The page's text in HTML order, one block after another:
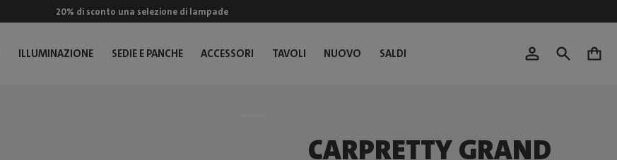
20% di sconto una selezione di lampade
ILLUMINAZIONE SEDIE E PANCHE ACCESSORI TAVOLI NUOVO SALDI 0
CARPRETTY GRAND